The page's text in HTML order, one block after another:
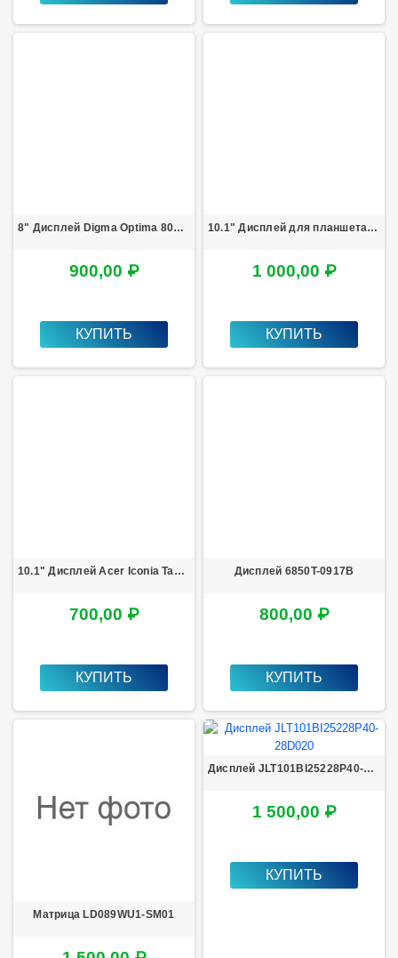
8" Дисплей Digma Optima 8002 3G TS8001PG тип1
900,00 ₽
КУПИТЬ
10.1" Дисплей для планшета HSD101PWW1-A00 V4 с разборки
1 000,00 ₽
КУПИТЬ
10.1" Дисплей Acer Iconia Tab A211
700,00 ₽
КУПИТЬ
Дисплей 6850T-0917B
800,00 ₽
КУПИТЬ
Матрица LD089WU1-SM01
Дисплей JLT101BI25228P40-28D020
1 500,00 ₽
КУПИТЬ